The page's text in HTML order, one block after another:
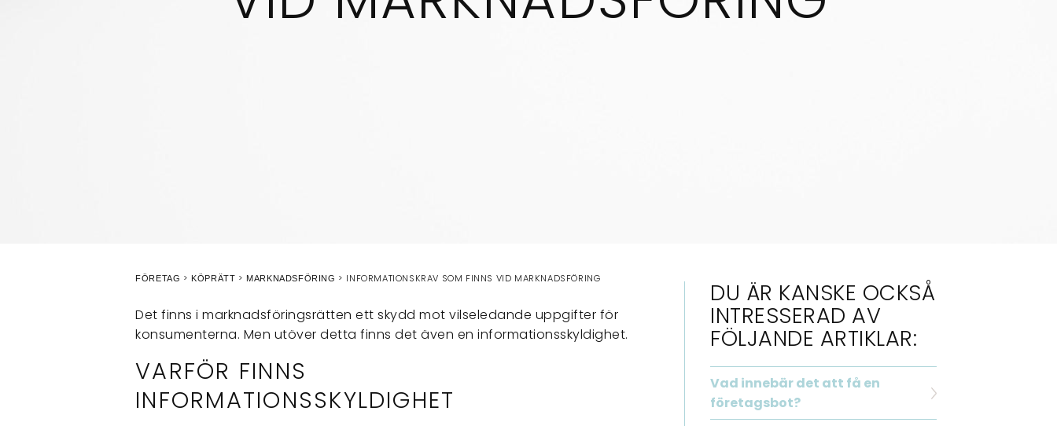
FÖRETAG KÖPRÄTT MARKNADSFÖRING INFORMATIONSKRAV SOM FINNS VID MARKNADSFÖRING
Det finns i marknadsföringsrätten ett skydd mot vilseledande uppgifter för
konsumenterna. Men utöver detta finns det även en informationsskyldighet.
VARFÖR FINNS
INFORMATIONSSKYLDIGHET
DU ÄR KANSKE OCKSÅ
INTRESSERAD AV
FÖLJANDE ARTIKLAR:
Vad innebär det att få en
företagsbot?